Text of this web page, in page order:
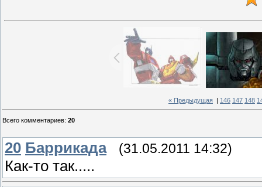
« Предыдущая 146 147 148
Всего комментариев: 20
20 Баррикада (31.05.2011 14:32)
Как-то так.....